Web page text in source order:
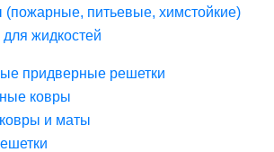
(пожарные, питьевые, химстойкие)
жидкостей
придверные решетки
ковры
и маты